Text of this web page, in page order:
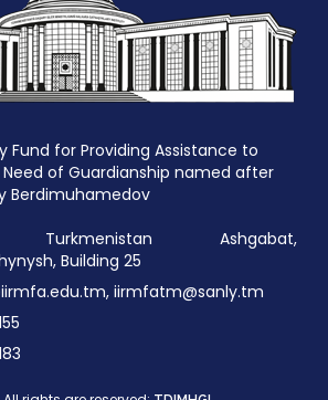
Fund for Providing Assistance to
Need of Guardianship named after
Berdimuhamedov
Turkmenistan Ashgabat,
Building 25
iirmfatm@sanly.tm